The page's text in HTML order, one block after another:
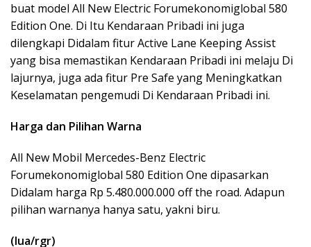
buat model All New Electric Forumekonomiglobal 580
Edition One. Di Itu Kendaraan Pribadi ini juga
dilengkapi Didalam fitur Active Lane Keeping Assist
yang bisa memastikan Kendaraan Pribadi ini melaju Di
lajurnya, juga ada fitur Pre Safe yang Meningkatkan
Keselamatan pengemudi Di Kendaraan Pribadi ini.
Harga dan Pilihan Warna
All New Mobil Mercedes-Benz Electric
Forumekonomiglobal 580 Edition One dipasarkan
Didalam harga Rp 5.480.000.000 off the road. Adapun
pilihan warnanya hanya satu, yakni biru.
(lua/rgr)